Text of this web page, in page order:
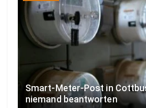
Smart-Meter-Post in
niemand beantworten